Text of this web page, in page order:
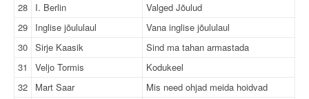
28
I. Berlin
Valged Jõulud
29
Inglise jõululaul
Vana inglise jõululaul
30 Sirje Kaasik
Sind ma tahan armastada
31
Veljo Tormis
Kodukeel
32
Mart Saar
Mis need ohjad meida hoidvad